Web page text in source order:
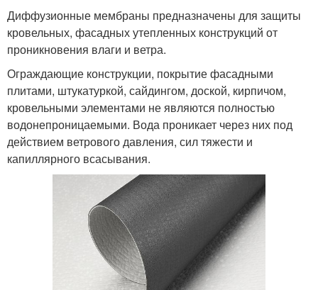
Диффузионные мембраны предназначены для защиты
кровельных, фасадных утепленных конструкций от
проникновения влаги и ветра.
Ограждающие конструкции, покрытие фасадными
плитами, штукатуркой, сайдингом, доской, кирпичом,
кровельными элементами не являются полностью
водонепроницаемыми. Вода проникает через них под
действием ветрового давления, сил тяжести и
капиллярного всасывания.